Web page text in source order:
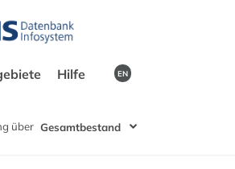
Hilfe EN
über Gesamtbestand